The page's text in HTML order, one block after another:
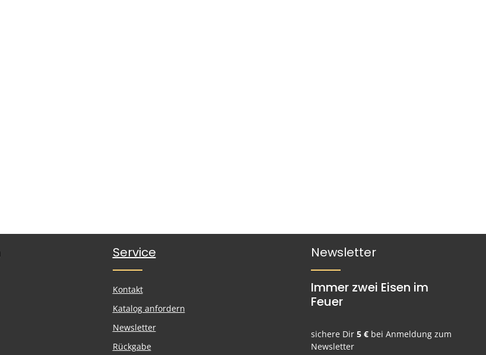
Service
Kontakt
Katalog anfordern
Newsletter
Rückgabe
Newsletter
Immer zwei Eisen im
Feuer
sichere Dir5 € bei Anmeldung zum
Newsletter